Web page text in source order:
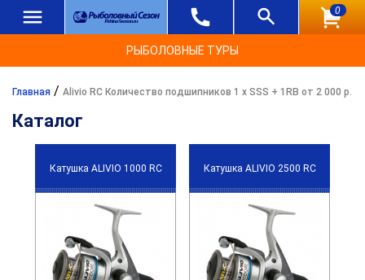
0
РЫБОЛОВНЫЕ ТУРЫ
Главная / Alivio RC Количество подшипников 1 х SSS + 1RB от 2 000 р.
Каталог
Катушка ALIVIO 1000 RC Катушка ALIVIO 2500 RC